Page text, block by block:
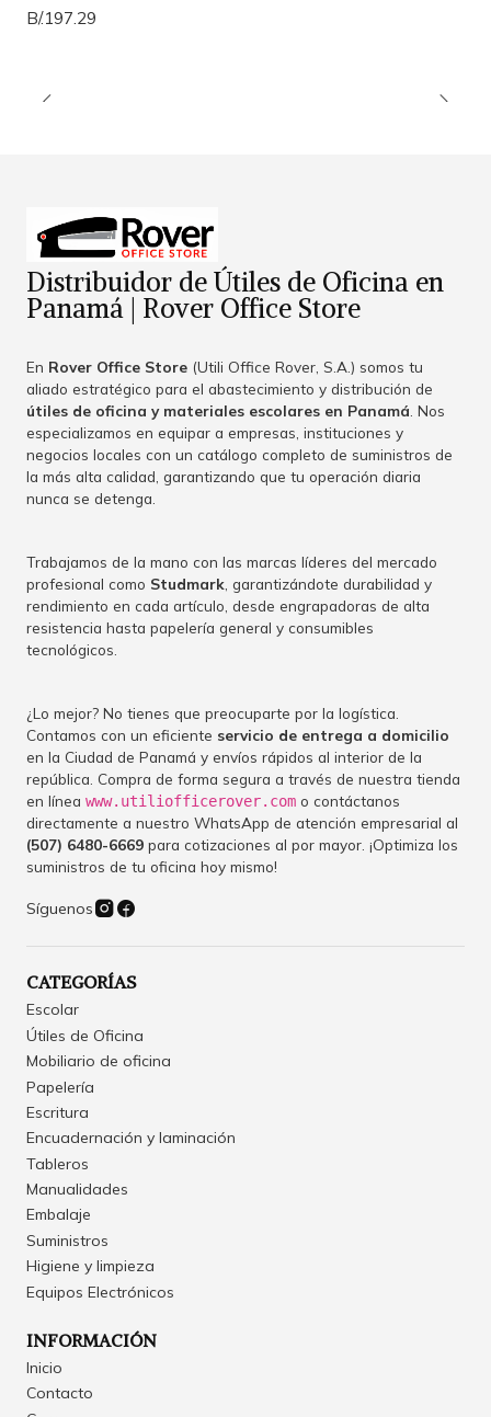
B/.197.29
Distribuidor de Útiles de Oficina en
Panamá | Rover Office Store
En Rover Office Store (Utili Office Rover, S.A.) somos tu
aliado estratégico para el abastecimiento y distribución de
útiles de oficina y materiales escolares en Panamá . Nos
especializamos en equipar a empresas, instituciones y
negocios locales con un catálogo completo de suministros de
la más alta calidad, garantizando que tu operación diaria
nunca se detenga.
Trabajamos de la mano con las marcas líderes del mercado
profesional como Studmark , garantizándote durabilidad y
rendimiento en cada artículo, desde engrapadoras de alta
resistencia hasta papelería general y consumibles
tecnológicos.
¿Lo mejor? No tienes que preocuparte por la logística.
Contamos con un eficiente servicio de entrega a domicilio
en la Ciudad de Panamá y envíos rápidos al interior de la
república. Compra de forma segura a través de nuestra tienda
en línea www.utiliofficerover.com o contáctanos
directamente a nuestro WhatsApp de atención empresarial al
(507) 6480-6669 para cotizaciones al por mayor. ¡Optimiza los
suministros de tu oficina hoy mismo!
Síguenos
CATEGORÍAS
Escolar
Útiles de Oficina
Mobiliario de oficina
Papelería
Escritura
Encuadernación y laminación
Tableros
Manualidades
Embalaje
Suministros
Higiene y limpieza
Equipos Electrónicos
INFORMACIÓN
Inicio
Contacto